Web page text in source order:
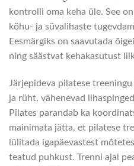
kontrolli oma keha üle. See
kõhu- ja süvalihaste
Eesmärgiks on saavutada
ning säästvat kehakasutust
Järjepideva pilatese
ja rüht, vähenevad
Pilates parandab ka
mainimata jätta, et pilatese
lülitada igapäevastest
teatud puhkust. Trenni ajal